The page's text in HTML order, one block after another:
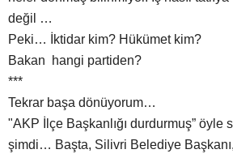
değil …
Peki… İktidar kim? Hükümet kim?
Bakan hangi partiden?
***
Tekrar başa dönüyorum…
"AKP İlçe Başkanlığı durdurmuş” öyle
şimdi… Başta, Silivri Belediye